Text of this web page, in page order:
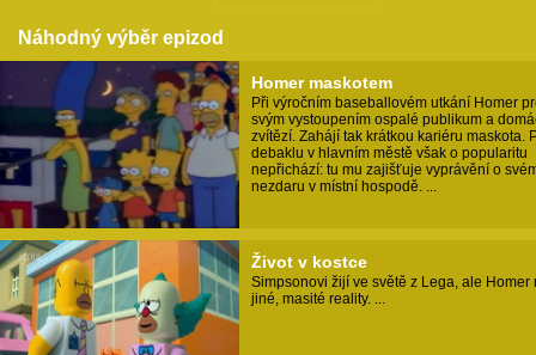
Náhodný výběr epizod
Homer maskotem
Při výročním baseballovém utkání Homer
svým vystoupením ospalé publikum a
zvítězí. Zahájí tak krátkou kariéru maskota.
debaklu v hlavním městě však o popularitu
nepřichází: tu mu zajišťuje vyprávění o
nezdaru v místní hospodě. ...
Život v kostce
Simpsonovi žijí ve světě z Lega, ale Homer
jiné, masité reality. ...